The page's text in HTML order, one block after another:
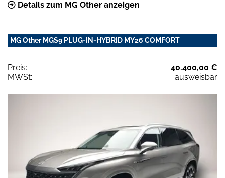
Details zum MG Other anzeigen
MG Other MGS9 PLUG-IN-HYBRID MY26 COMFORT
Preis:
40.400,00 €
MWSt:
ausweisbar